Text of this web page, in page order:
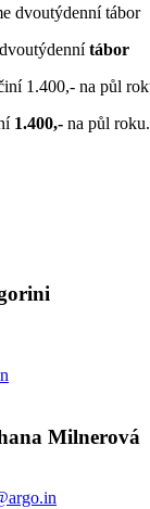
tábor
1.400,- na půl
Milnerová